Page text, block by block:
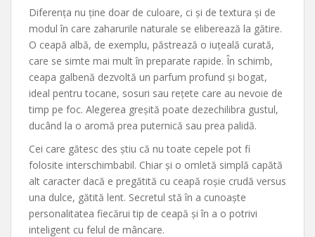
Diferența nu ține doar de culoare, ci și de textura și de
modul în care zaharurile naturale se eliberează la gătire.
O ceapă albă, de exemplu, păstrează o iuțeală curată,
care se simte mai mult în preparate rapide. În schimb,
ceapa galbenă dezvoltă un parfum profund și bogat,
ideal pentru tocane, sosuri sau rețete care au nevoie de
timp pe foc. Alegerea greșită poate dezechilibra gustul,
ducând la o aromă prea puternică sau prea palidă.
Cei care gătesc des știu că nu toate cepele pot fi
folosite interschimbabil. Chiar și o omletă simplă capătă
alt caracter dacă e pregătită cu ceapă roșie crudă versus
una dulce, gătită lent. Secretul stă în a cunoaște
personalitatea fiecărui tip de ceapă și în a o potrivi
inteligent cu felul de mâncare.